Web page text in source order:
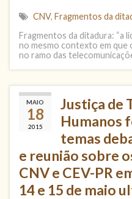
CNV, Fragmentos da
Fragmentos da ditadura: “a
no mesmo contexto em que
no ramo das
MAIO
18
2015
Justiça de
Humanos
temas
e reunião sobre
CNV e CEV-PR
14 e 15 de maio